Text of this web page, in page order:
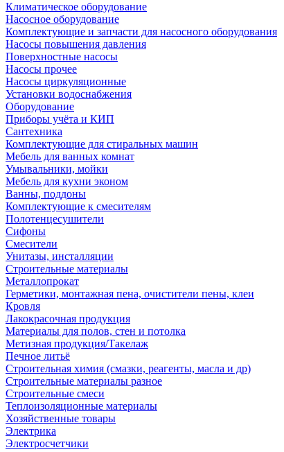
Климатическое оборудование
Насосное оборудование
Комплектующие и запчасти для насосного оборудования
Насосы повышения давления
Поверхностные насосы
Насосы прочее
Насосы циркуляционные
Установки водоснабжения
Оборудование
Приборы учёта и КИП
Сантехника
Комплектующие для стиральных машин
Мебель для ванных комнат
Умывальники, мойки
Мебель для кухни эконом
Ванны, поддоны
Комплектующие к смесителям
Полотенцесушители
Сифоны
Смесители
Унитазы, инсталляции
Строительные материалы
Металлопрокат
Герметики, монтажная пена, очистители пены, клеи
Кровля
Лакокрасочная продукция
Материалы для полов, стен и потолка
Метизная продукция/Такелаж
Печное литьё
Строительная химия (смазки, реагенты, масла и др)
Строительные материалы разное
Строительные смеси
Теплоизоляционные материалы
Хозяйственные товары
Электрика
Электросчетчики